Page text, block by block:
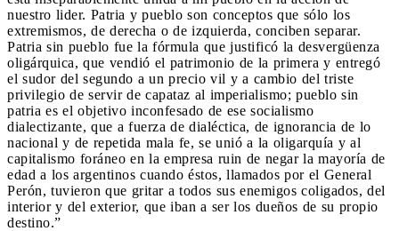
nuestro lider. Patria y pueblo son conceptos que sólo los
extremismos, de derecha o de izquierda, conciben separar.
Patria sin pueblo fue la fórmula que justificó la desvergüenza
oligárquica, que vendió el patrimonio de la primera y entregó
el sudor del segundo a un precio vil y a cambio del triste
privilegio de servir de capataz al imperialismo; pueblo sin
patria es el objetivo inconfesado de ese socialismo
dialectizante, que a fuerza de dialéctica, de ignorancia de lo
nacional y de repetida mala fe, se unió a la oligarquía y al
capitalismo foráneo en la empresa ruin de negar la mayoría de
edad a los argentinos cuando éstos, llamados por el General
Perón, tuvieron que gritar a todos sus enemigos coligados, del
interior y del exterior, que iban a ser los dueños de su propio
destino.”